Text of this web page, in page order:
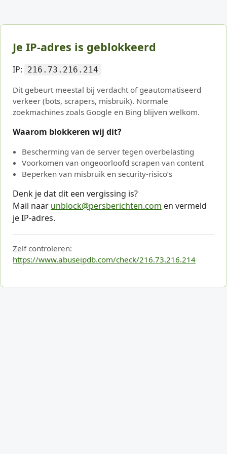
Je IP-adres is geblokkeerd
IP: 216.73.216.214
Dit gebeurt meestal bij verdacht of geautomatiseerd
verkeer (bots, scrapers, misbruik). Normale
zoekmachines zoals Google en Bing blijven welkom.
Waarom blokkeren wij dit?
Bescherming van de server tegen overbelasting
Voorkomen van ongeoorloofd scrapen van content
Beperken van misbruik en security-risico’s
Denk je dat dit een vergissing is?
Mail naar unblock@persberichten.com en vermeld
je IP-adres.
Zelf controleren:
https://www.abuseipdb.com/check/216.73.216.214